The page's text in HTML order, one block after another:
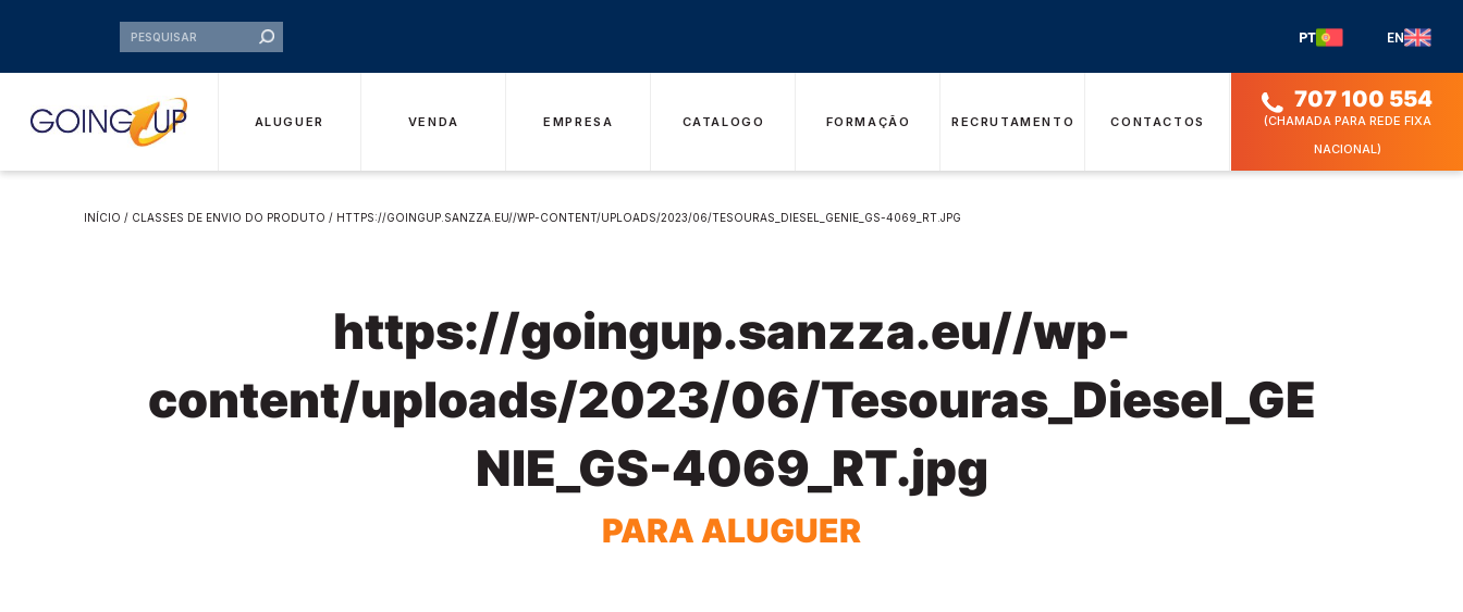
PT EN
ALUGUER VENDA EMPRESA CATALOGO FORMAÇÃO RECRUTAMENTO CONTACTOS
707 100 554
(CHAMADA PARA REDE FIXA
NACIONAL)
INÍCIO / CLASSES DE ENVIO DO PRODUTO / HTTPS://GOINGUP.SANZZA.EU//WP-CONTENT/UPLOADS/2023/06/TESOURAS_DIESEL_GENIE_GS-4069_RT.JPG
https://goingup.sanzza.eu//wp-
content/uploads/2023/06/Tesouras_Diesel_GE
NIE_GS-4069_RT.jpg
PARA ALUGUER